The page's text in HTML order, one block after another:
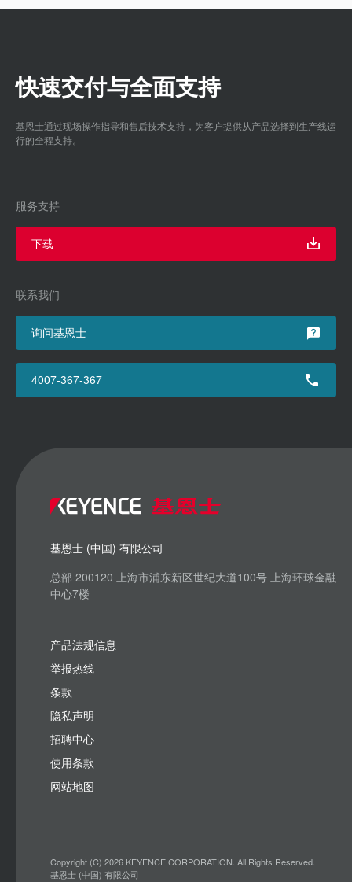
快速交付与全面支持
基恩士通过现场操作指导和售后技术支持，为客户提供从产品选择到生产线运
行的全程支持。
服务支持
下载
联系我们
询问基恩士
4007-367-367
基恩士 (中国) 有限公司
总部 200120 上海市浦东新区世纪大道100号 上海环球金融
中心7楼
产品法规信息
举报热线
条款
隐私声明
招聘中心
使用条款
网站地图
Copyright (C) 2026 KEYENCE CORPORATION. All Rights Reserved.
基恩士 (中国) 有限公司